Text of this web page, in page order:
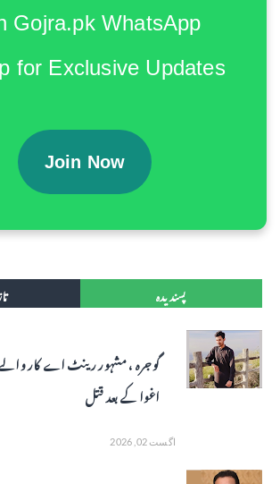
Gojra.pk WhatsApp
for Exclusive Updates!
Join Now
پسندیدہ
گوجرہ ، مشہور رینٹ اے کار والے
اغوا کے بعد قتل
اگست 02, 2026